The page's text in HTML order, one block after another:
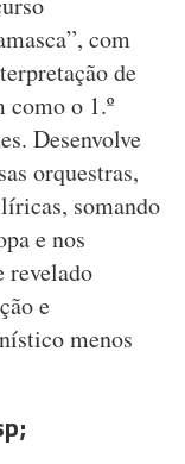
com
de
como o 1.º
Desenvolve
orquestras,
somando
e nos
revelado
e
menos